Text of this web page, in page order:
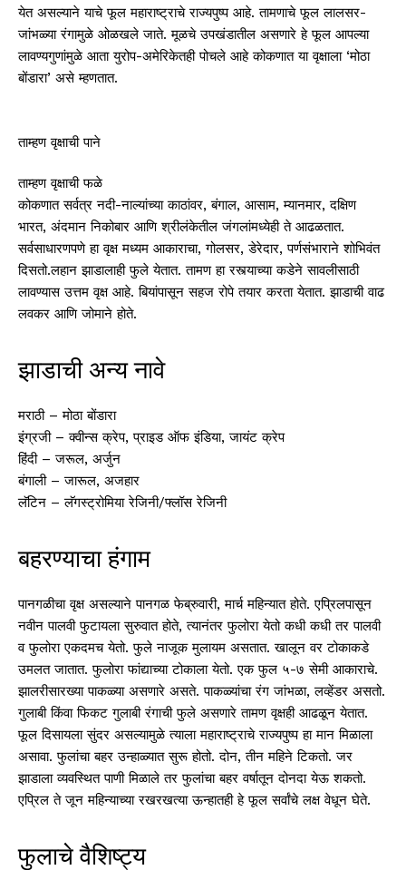
येत असल्याने याचे फूल महाराष्ट्राचे राज्यपुष्प आहे. तामणाचे फूल लालसर-
जांभळ्या रंगामुळे ओळखले जाते. मूळचे उपखंडातील असणारे हे फूल आपल्या
लावण्यगुणांमुळे आता युरोप-अमेरिकेतही पोचले आहे कोकणात या वृक्षाला ‘मोठा
बोंडारा’ असे म्हणतात.
ताम्हण वृक्षाची पाने
ताम्हण वृक्षाची फळे
कोकणात सर्वत्र नदी-नाल्यांच्या काठांवर, बंगाल, आसाम, म्यानमार, दक्षिण
भारत, अंदमान निकोबार आणि श्रीलंकेतील जंगलांमध्येही ते आढळतात.
सर्वसाधारणपणे हा वृक्ष मध्यम आकाराचा, गोलसर, डेरेदार, पर्णसंभाराने शोभिवंत
दिसतो.लहान झाडालाही फुले येतात. तामण हा रस्त्याच्या कडेने सावलीसाठी
लावण्यास उत्तम वृक्ष आहे. बियांपासून सहज रोपे तयार करता येतात. झाडाची वाढ
लवकर आणि जोमाने होते.
झाडाची अन्य नावे
मराठी – मोठा बोंडारा
इंग्रजी – क्वीन्स क्रेप, प्राइड ऑफ इंडिया, जायंट क्रेप
हिंदी – जरूल, अर्जुन
बंगाली – जारूल, अजहार
लॅटिन – लॅगस्ट्रोमिया रेजिनी/फ्लॉस रेजिनी
बहरण्याचा हंगाम
पानगळीचा वृक्ष असल्याने पानगळ फेब्रुवारी, मार्च महिन्यात होते. एप्रिलपासून
नवीन पालवी फुटायला सुरुवात होते, त्यानंतर फुलोरा येतो कधी कधी तर पालवी
व फुलोरा एकदमच येतो. फुले नाजूक मुलायम असतात. खालून वर टोकाकडे
उमलत जातात. फुलोरा फांद्याच्या टोकाला येतो. एक फुल ५-७ सेमी आकाराचे.
झालरीसारख्या पाकळ्या असणारे असते. पाकळ्यांचा रंग जांभळा, लव्हेंडर असतो.
गुलाबी किंवा फिकट गुलाबी रंगाची फुले असणारे तामण वृक्षही आढळून येतात.
फूल दिसायला सुंदर असल्यामुळे त्याला महाराष्ट्राचे राज्यपुष्प हा मान मिळाला
असावा. फुलांचा बहर उन्हाळ्यात सुरू होतो. दोन, तीन महिने टिकतो. जर
झाडाला व्यवस्थित पाणी मिळाले तर फुलांचा बहर वर्षातून दोनदा येऊ शकतो.
एप्रिल ते जून महिन्याच्या रखरखत्या ऊन्हातही हे फूल सर्वांचे लक्ष वेधून घेते.
फुलाचे वैशिष्ट्य